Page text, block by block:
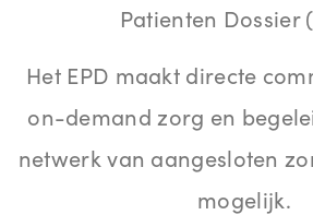
Patienten Dossier
Het EPD maakt directe
on-demand zorg en
netwerk van aangesloten
mogelijk.